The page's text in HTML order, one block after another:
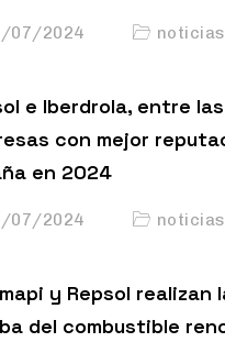
07/2024 noticias
e Iberdrola, entre
con mejor
en 2024
07/2024 noticias
y Repsol realizan
del combustible